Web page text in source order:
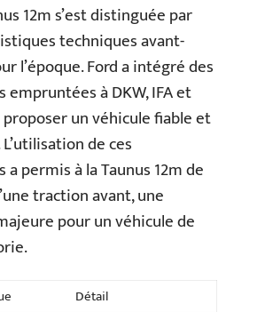
12m s’est distinguée par
techniques avant-
l’époque. Ford a intégré des
à DKW, IFA et
proposer un véhicule fiable et
de ces
permis à la Taunus 12m de
traction avant, une
pour un véhicule de
Détail